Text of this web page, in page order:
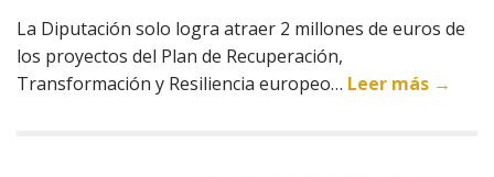
La Diputación solo logra atraer 2 millones de euros de
los proyectos del Plan de Recuperación,
Transformación y Resiliencia europeo… Leer más →